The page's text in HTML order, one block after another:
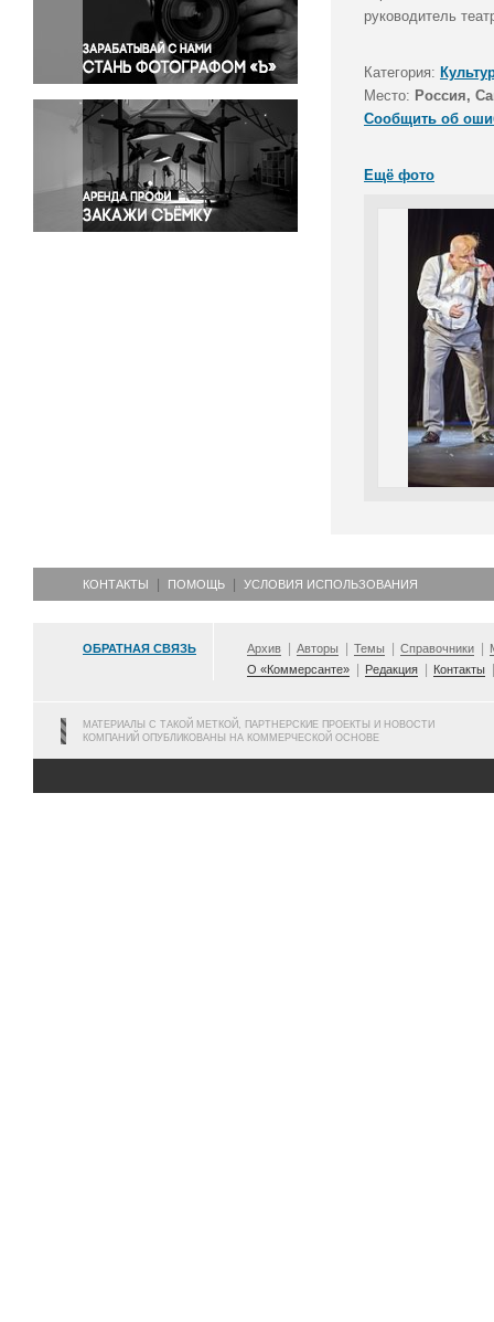
Правосудие
Происшествия и конфликты
Религия
Светская жизнь
Спорт
Экология
Экономика и бизнес
руководитель
Категория:
Место: Россия,
Сообщить об
Ещё фото
КОНТАКТЫ ПОМОЩЬ УСЛОВИЯ ИСПОЛЬЗОВАНИЯ
ОБРАТНАЯ СВЯЗЬ Архив Авторы Темы Справочники
О «Коммерсанте»
Редакция Контакты
МАТЕРИАЛЫ С ТАКОЙ МЕТКОЙ, ПАРТНЕРСКИЕ ПРОЕКТЫ И НОВОСТИ
КОМПАНИЙ ОПУБЛИКОВАНЫ НА КОММЕРЧЕСКОЙ ОСНОВЕ